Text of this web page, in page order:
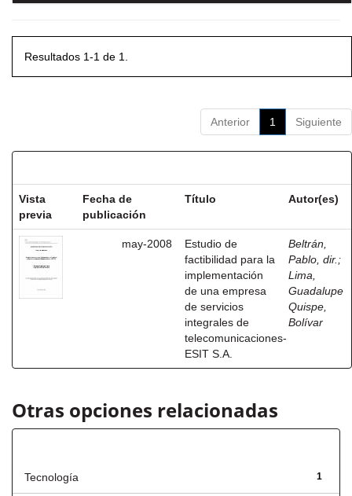
Resultados 1-1 de 1.
Anterior 1 Siguiente
Vista
previa
Fecha de
publicación
Título Autor(es)
may-2008
Estudio de
factibilidad para la
implementación
de una empresa
de servicios
integrales de
telecomunicaciones-
ESIT S.A.
Beltrán,
Pablo, dir. ;
Lima,
Guadalupe
Quispe,
Bolívar
Otras opciones relacionadas
1
Tecnología